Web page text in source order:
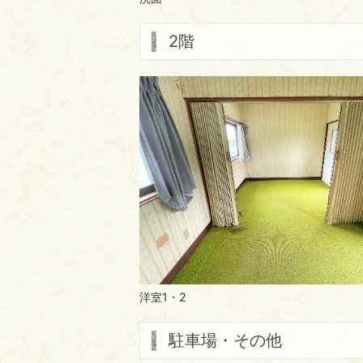
2階
洋室1・2
駐車場・その他